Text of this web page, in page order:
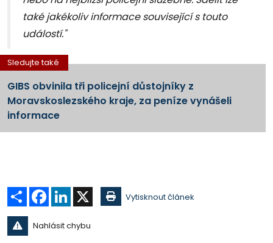
také jakékoliv informace související s touto
událostí."
Sledujte také
GIBS obvinila tři policejní důstojníky z
Moravskoslezského kraje, za peníze vynášeli
informace
Sdílet Facebook
LinkedIn Vytisknout článek
Nahlásit chybu